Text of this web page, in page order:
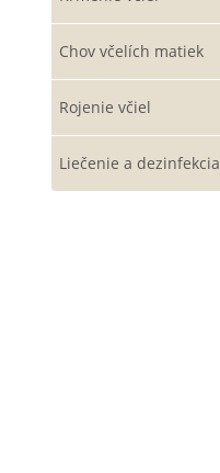
Chov včelích matiek
Rojenie včiel
Liečenie a dezinfekcia